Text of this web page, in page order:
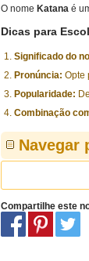
O nome Katana é
Dicas para
Significado do
Pronúncia: Opte
Popularidade:
Combinação
Navegar
Compartilhe este